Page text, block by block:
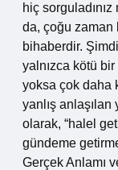
hiç
da, çoğu zaman
bihaberdir.
yalnızca kötü
yoksa çok daha
yanlış
olarak, “halel
gündeme
Gerçek Anlamı